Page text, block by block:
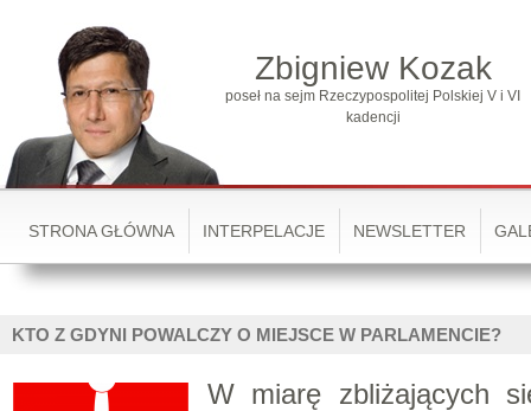
Zbigniew Kozak
poseł na sejm Rzeczypospolitej Polskiej V i VI
kadencji
STRONA GŁÓWNA INTERPELACJE NEWSLETTER
KTO Z GDYNI POWALCZY O MIEJSCE W PARLAMENCIE?
W miarę zbliżających